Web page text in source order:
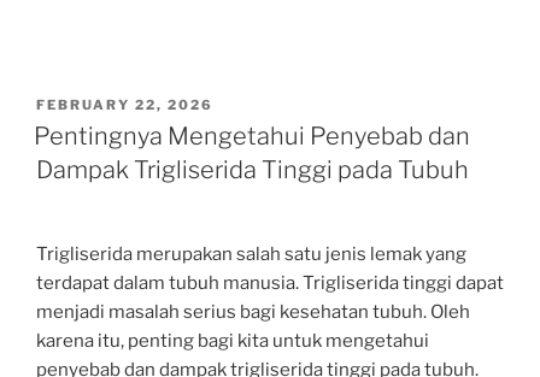
POSTED
ON
FEBRUARY 22, 2026
Pentingnya Mengetahui Penyebab dan
Dampak Trigliserida Tinggi pada Tubuh
Trigliserida merupakan salah satu jenis lemak yang
terdapat dalam tubuh manusia. Trigliserida tinggi dapat
menjadi masalah serius bagi kesehatan tubuh. Oleh
karena itu, penting bagi kita untuk mengetahui
penyebab dan dampak trigliserida tinggi pada tubuh.